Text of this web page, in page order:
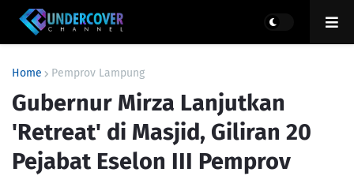
Home Pemprov Lampung
Gubernur Mirza Lanjutkan
'Retreat' di Masjid, Giliran 20
Pejabat Eselon III Pemprov